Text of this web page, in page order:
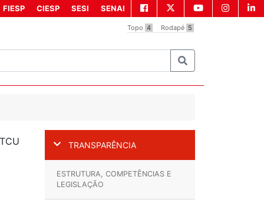
FIESP CIESP SESI SENAI
Topo 4 Rodapé 5
TRANSPARÊNCIA
ESTRUTURA, COMPETÊNCIAS E
LEGISLAÇÃO